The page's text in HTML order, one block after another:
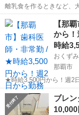
離乳食を作るときなど、
ミキサー、チョッパーで
す。 プラスチックの容器にヒビあり。（画像参照） 漏れてはいないの
で使用には問題ありませ
沖縄 古島
【那
から
時給
おくず
那覇市
★時給3,500円から！週2
ブランクがある方でも安
時給： 3,500円~ アクセス：ゆいレール 古島 車で11分 オススメコメン
ト ●時...
沖縄 那覇市 そ
ブレ
10,000